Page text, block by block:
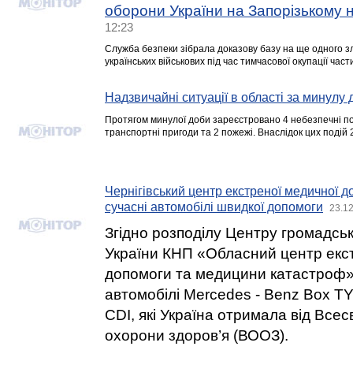
оборони України на Запорізькому
12:23
Служба безпеки зібрала доказову базу на ще одного
українських військових під час тимчасової окупації
Надзвичайні ситуації в області за минулу
Протягом минулої доби зареєстровано 4 небезпечні
транспортні пригоди та 2 пожежі. Внаслідок цих
Чернігівський центр екстреної медичної
сучасні автомобілі швидкої допомоги
Згідно розподілу Центру
України КНП «Обласний центр
допомоги та медицини
автомобілі Mercedes - Benz Box
CDI, які Україна отримала від
охорони здоров’я (ВООЗ).